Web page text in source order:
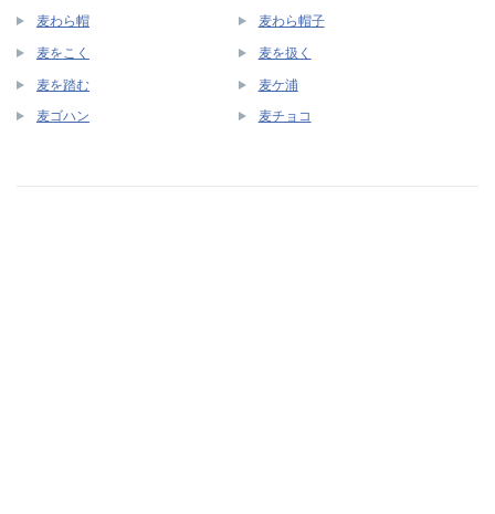
麦わら帽 麦わら帽子
麦をこく 麦を扱く
麦を踏む 麦ケ浦
麦ゴハン 麦チョコ